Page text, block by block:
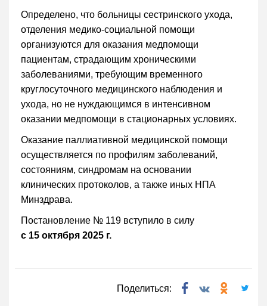
Определено, что больницы сестринского ухода,
отделения медико-социальной помощи
организуются для оказания медпомощи
пациентам, страдающим хроническими
заболеваниями, требующим временного
круглосуточного медицинского наблюдения и
ухода, но не нуждающимся в интенсивном
оказании медпомощи в стационарных условиях.
Оказание паллиативной медицинской помощи
осуществляется по профилям заболеваний,
состояниям, синдромам на основании
клинических протоколов, а также иных НПА
Минздрава.
Постановление № 119 вступило в силу
с 15 октября 2025 г.
Поделиться: